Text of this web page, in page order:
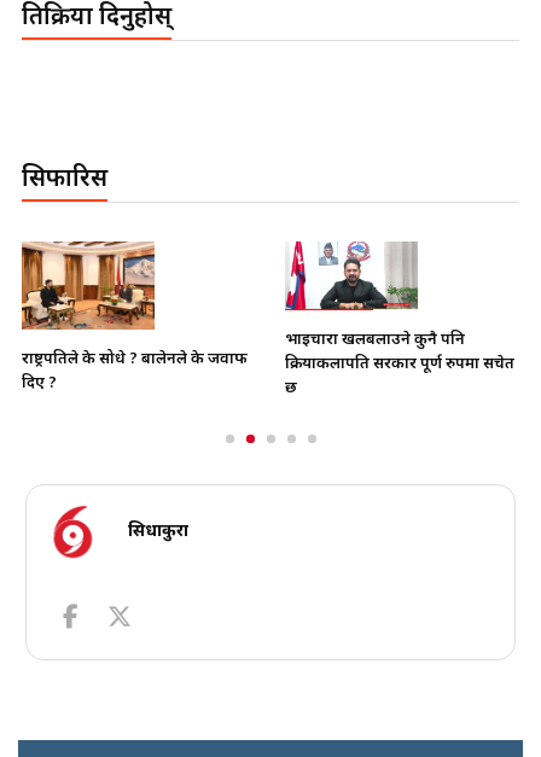
प्रतिक्रिया दिनुहोस्
सिफारिस
राष्ट्रपतिले के सोधे ? बालेनले के जवाफ
दिए ?
भाइचारा खलबलाउने कुनै पनि
क्रियाकलापप्रति सरकार पूर्ण रुपमा सचेत
छ
सिधाकुरा